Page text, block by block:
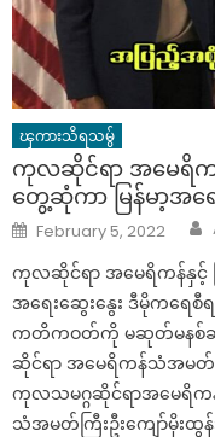
ၾကားသိရသမွ်
ကုလဆိုင်ရာ အမေရိက
တွေ့ဆုံကာ မြန်မာ့အရေ
Posted
on
February 5, 2022
ကုလဆိုင်ရာ အမေရိကန်နှင့်
အရေးဆွေးနွေး ဒီမိုကရေစီ
ကတိကဝတ်ကို မဆုတ်မနစ်
ဆိုင်ရာ အမေရိကန်သံအမတ်က
ကုလသမဂ္ဂဆိုင်ရာအမေရိက
သံအမတ်ကြီးဦးကျော်မိုးထွ